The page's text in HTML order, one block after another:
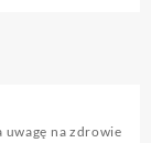
uwagę na zdrowie